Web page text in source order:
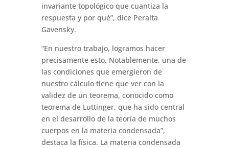
invariante topológico que cuantiza la
respuesta y por qué”, dice Peralta
Gavensky.
“En nuestro trabajo, logramos hacer
precisamente esto. Notablemente, una de
las condiciones que emergieron de
nuestro cálculo tiene que ver con la
validez de un teorema, conocido como
teorema de Luttinger, que ha sido central
en el desarrollo de la teoría de muchos
cuerpos en la materia condensada”,
destaca la física. La materia condensada